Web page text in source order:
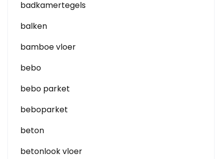
badkamertegels
balken
bamboe vloer
bebo
bebo parket
beboparket
beton
betonlook vloer